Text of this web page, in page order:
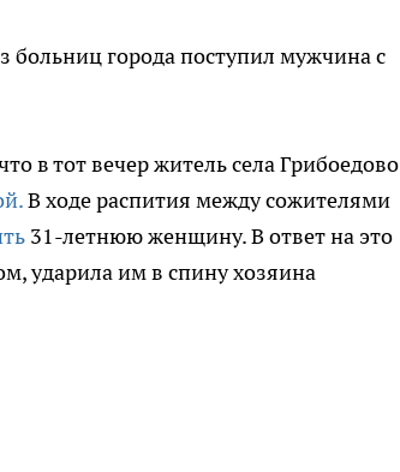
города поступил мужчина с
в тот вечер житель села Грибоедово
В ходе распития между сожителями
31-летнюю женщину. В ответ на это
ударила им в спину хозяина